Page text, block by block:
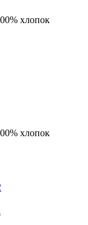
хлопок
хлопок